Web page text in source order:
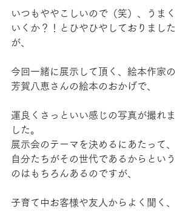
いつもややこしいので（笑）、うまく
いくか？！とひやひやしておりました
が、
今回一緒に展示して頂く、絵本作家の
芳賀八恵さんの絵本のおかげで、
運良くさっといい感じの写真が撮れま
した。
展示会のテーマを決めるにあたって、
自分たちがその世代であるからという
のはもちろんあるのですが、
子育て中お客様や友人からよく聞く、